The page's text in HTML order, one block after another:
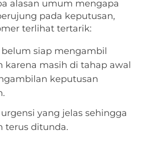
alasan umum mengapa
pada keputusan,
terlihat tertarik:
belum siap mengambil
karena masih di tahap awal
keputusan
yang jelas sehingga
terus ditunda.